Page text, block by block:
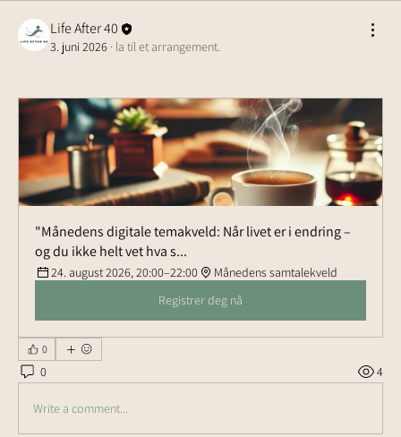
Life After 40
3. juni 2026 · la til et arrangement.
"Månedens digitale temakveld: Når livet er i endring –
og du ikke helt vet hva s...
24. august 2026, 20:00–22:00
Månedens samtalekveld
Registrer deg nå
0
0 4
Write a comment...